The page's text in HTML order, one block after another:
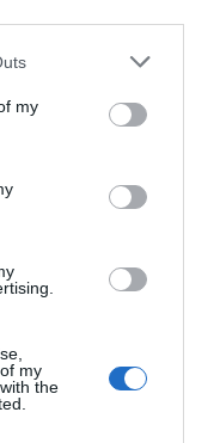
my
my
the
TDAH) es un trastorno
se caracteriza por el
impulsividad y/o
metilfenidato en
controlada tiene una
en los pacientes en
según se desprende de un
Ramón Valdizán,
de la
del Grupo DIHANA,
este campo
que son coautores